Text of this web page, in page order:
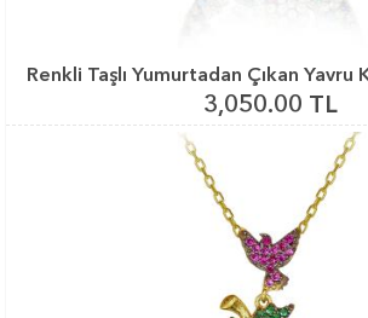
Renkli Taşlı Yumurtadan Çıkan Yavru
3,050.00 TL